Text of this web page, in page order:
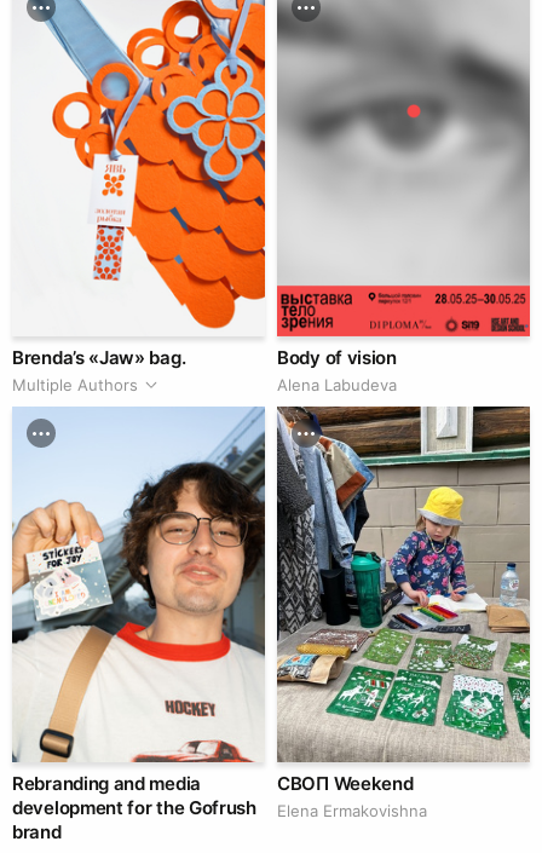
Brenda’s «Jaw» bag.
Multiple Authors
Body of vision
Alena Labudeva
Rebranding and media
development for the Gofrush
brand
СВОП Weekend
Elena Ermakovishna